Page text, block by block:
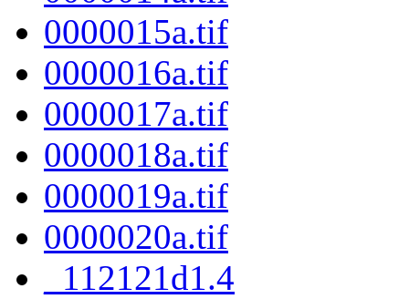
0000015a.tif
0000016a.tif
0000017a.tif
0000018a.tif
0000019a.tif
0000020a.tif
_112121d1.4